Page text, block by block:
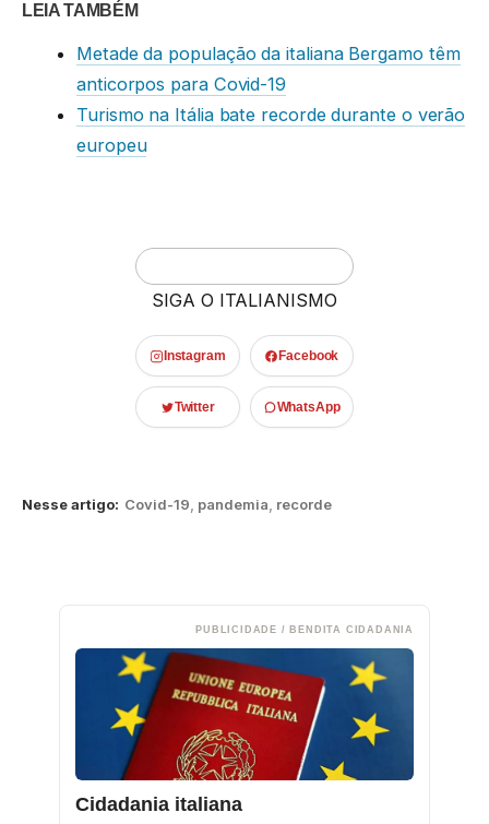
LEIA TAMBÉM
Metade da população da italiana Bergamo têm
anticorpos para Covid-19
Turismo na Itália bate recorde durante o verão
europeu
SIGA O ITALIANISMO
Instagram Facebook
Twitter WhatsApp
Nesse artigo: Covid-19 pandemia recorde
PUBLICIDADE / BENDITA CIDADANIA
Cidadania italiana